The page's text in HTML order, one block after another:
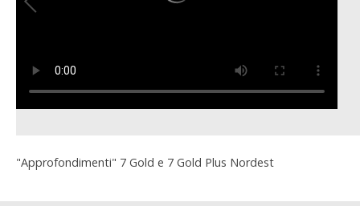
"Approfondimenti" 7 Gold e 7 Gold Plus Nordest